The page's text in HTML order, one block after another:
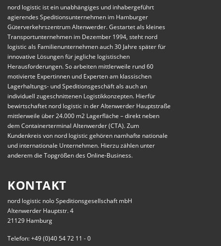
nord logistic ist ein unabhängiges und inhabergeführt
agierendes Speditionsunternehmen im Hamburger
Güterverkehrszentrum Altenwerder. Gestartet als kleines
Transportunternehmen im Dezember 1994, steht nord
logistic als Familienunternehmen auch 30 Jahre später für
innovative Lösungen für jegliche logistischen
Herausforderungen. So arbeiten mittlerweile rund 60
motivierte Expertinnen und Experten am klassischen
Lagerhaltungs- und Speditionsgeschäft als auch an
individuell zugeschnittenen Logistikkonzepten. Hierfür
bewirtschaftet nord logistic in der Altenwerder Hauptstraße
mittlerweile über 24.000 m2 Lagerfläche – direkt neben
dem Containerterminal Altenwerder (CTA). Zum
Kundenkreis von nord logistic gehören namhafte nationale
und internationale Unternehmen. Hierzu zählen unter
anderem die Topgrößen des Online-Business.
KONTAKT
nord logistic nolo Speditionsgesellschaft mbH
Altenwerder Hauptstr. 4
21129 Hamburg
Telefon: +49 (0)40 54 72 11 - 0